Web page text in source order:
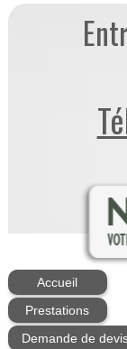
Accueil
Prestations
Demande de